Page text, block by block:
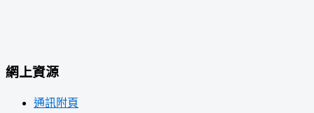
網上資源
通訊附頁